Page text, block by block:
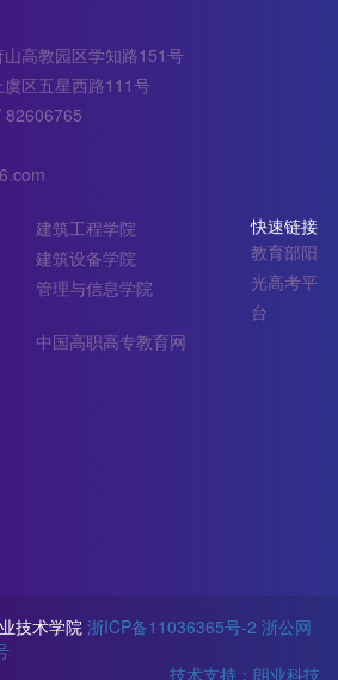
高教园区学知路151号
区五星西路111号
82606765
建筑工程学院
建筑设备学院
管理与信息学院
快速链接
教育部阳
光高考平
台
中国高职高专教育网
技术学院 浙ICP备11036365号-2 浙公网
技术支持：朗业科技